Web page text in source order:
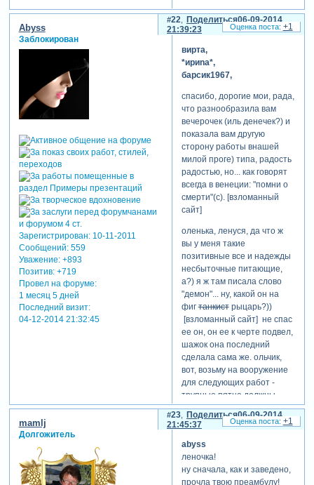
сюжеты с хэппиэндом и с
расцветочкой веселой)))
первый сезон смотрится
сказочкой, с обилием
украшалок, по сравнению
со вторым. автор видит
именно таким, каким
представил здесь, в
проекте, с
соответствующей
концовкой – имя ей никто,
она пыталась найти
потерянные линии жизни,
она мечтала обрести
надежду, она хотела
умиротворения,
призвать на помощь свое
прошлое, но ее сердце
заблудилось во тьме и уже
никогда и никто не назовет
ее настоящее имя… и она
наверное, те зрители,
которые увидят в данной
работе лишь кровавые
надписи, бесконечную
страданий, сопряженные с
тревожной и давящей
неверно поймут мораль
данного фильма – самое
страшное для человека –
Поделиться
22
06-09-2014
21:39:23
Abyss
Заблокирован
Зарегистрирован: 10-11-2011
Сообщений:559
Уважение: +893
Позитив: +719
Провел на форуме:
1 месяц 5 дней
Последний визит:
04-12-2014 21:32:45
вирта,
*ириnа*,
барсик1967,
спасибо, дорогие мои, рада,
что разнообразила вам
вечерочек (иль денечек?) и
показала вам другую
сторону работы внашей
милой проге) типа, радость
радостью, но... как говорят
всегда в венеции: "помни о
смерти"(с). [взломанный
сайт]
оленька, ленуся, да что ж
вы у меня такие
позитивные все и надежды
несбыточные питающие,
а?) я ж там писала слово
"демон"... ну, какой он на
фигтанкистрыцарь?))
[взломанный сайт] не спас
ее он, он ее к черте подвел,
шажок она последний
сделала сама же. ольчик,
вот, возьму на вооружение
для следующих работ -
трупные пятна должны
присутствовать априори
ибо. иначе всех ты будешь
в спасенье верить всех
героев и так далее) надо
было этих волшебных
+1
Поделиться
23
06-09-2014
21:45:37
mamlj
Долгожитель
abyss
леночка!
ну сначала, как и заведено,
прочла твою преамбулу!
+1